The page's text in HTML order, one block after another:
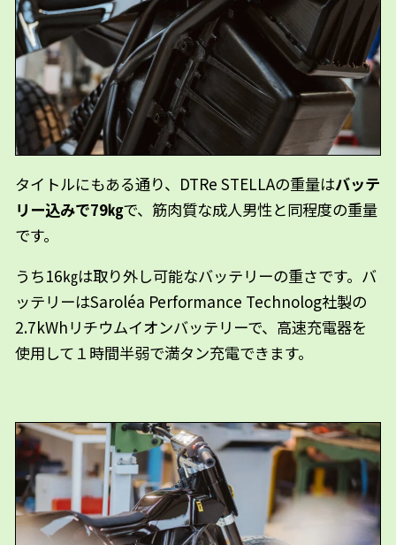
タイトルにもある通り、DTRe STELLAの重量はバッテ
リー込みで79㎏で、筋肉質な成人男性と同程度の重量
です。
うち16㎏は取り外し可能なバッテリーの重さです。バ
ッテリーはSaroléa Performance Technolog社製の
2.7kWhリチウムイオンバッテリーで、高速充電器を
使用して１時間半弱で満タン充電できます。